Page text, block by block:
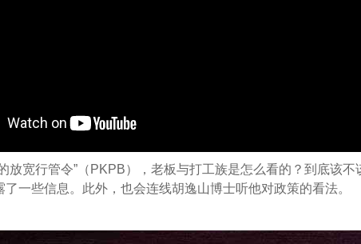
放宽行管令”（PKPB），老板与打工族是怎么看的？到底该
了一些信息。此外，也会连线胡逸山博士听他对政策的看法。